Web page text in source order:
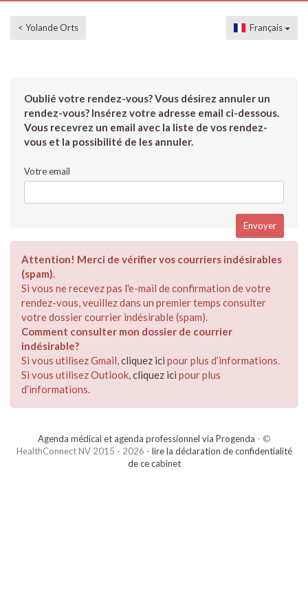
< Yolande Orts Français
Oublié votre rendez-vous? Vous désirez annuler un
rendez-vous? Insérez votre adresse email ci-dessous.
Vous recevrez un email avec la liste de vos rendez-
vous et la possibilité de les annuler.
Votre email
Attention! Merci de vérifier vos courriers indésirables
(spam).
Si vous ne recevez pas l'e-mail de confirmation de votre
rendez-vous, veuillez dans un premier temps consulter
votre dossier courrier indésirable (spam).
Comment consulter mon dossier de courrier
indésirable?
Si vous utilisez Gmail,cliquez ici pour plus d’informations.
Si vous utilisez Outlook,cliquez ici pour plus
d’informations.
Agenda médical et agenda professionnel via Progenda - ©
HealthConnect NV 2015 - 2026 - lire la déclaration de confidentialité
de ce cabinet